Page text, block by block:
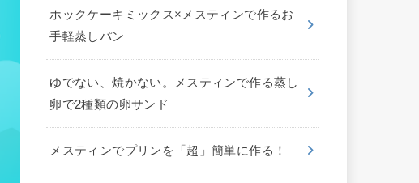
ホックケーキミックス×メスティンで作るお
手軽蒸しパン
ゆでない、焼かない。メスティンで作る蒸し
卵で2種類の卵サンド
メスティンでプリンを「超」簡単に作る！